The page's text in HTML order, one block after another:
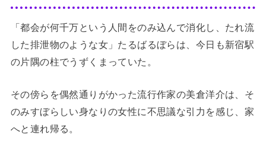
「都会が何千万という人間をのみ込んで消化し、たれ流
した排泄物のような女」たるばるぼらは、今日も新宿駅
の片隅の柱でうずくまっていた。
その傍らを偶然通りがかった流行作家の美倉洋介は、そ
のみすぼらしい身なりの女性に不思議な引力を感じ、家
へと連れ帰る。